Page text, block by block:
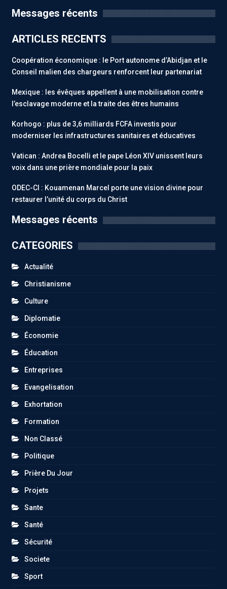
Messages récents
ARTICLES RECENTS
Coopération économique : le Port autonome d’Abidjan et le
Conseil malien des chargeurs renforcent leur partenariat
Mexique : les évêques appellent à une mobilisation contre
l’esclavage moderne et la traite des êtres humains
Korhogo : plus de 3,6 milliards FCFA investis pour
moderniser les infrastructures sanitaires et éducatives
Vatican : Andrea Bocelli et le pape Léon XIV unissent leurs
voix dans une prière mondiale pour la paix
ODEC-CI : Kouamenan Marcel porte une vision divine pour
restaurer l’unité du corps du Christ
Messages récents
CATEGORIES
Actualité
Christianisme
Culture
Diplomatie
Économie
Éducation
Entreprises
Evangelisation
Exhortation
Formation
Non Classé
Politique
Prière Du Jour
Projets
Sante
Santé
Sécurité
Societe
Sport